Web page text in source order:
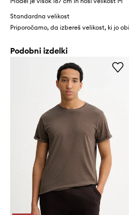
Standardna velikost
Priporočamo, da izbereš velikost, ki jo
Podobni izdelki